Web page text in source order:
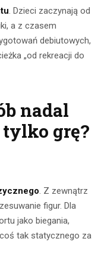
. Dzieci zaczynają od
a z czasem
debiutowych,
„od rekreacji do
nadal
grę?
. Z zewnątrz
figur. Dla
jako biegania,
tak statycznego za